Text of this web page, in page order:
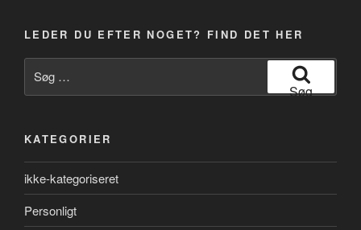
LEDER DU EFTER NOGET? FIND DET HER
efter:
Søg
KATEGORIER
ikke-kategoriseret
Personligt